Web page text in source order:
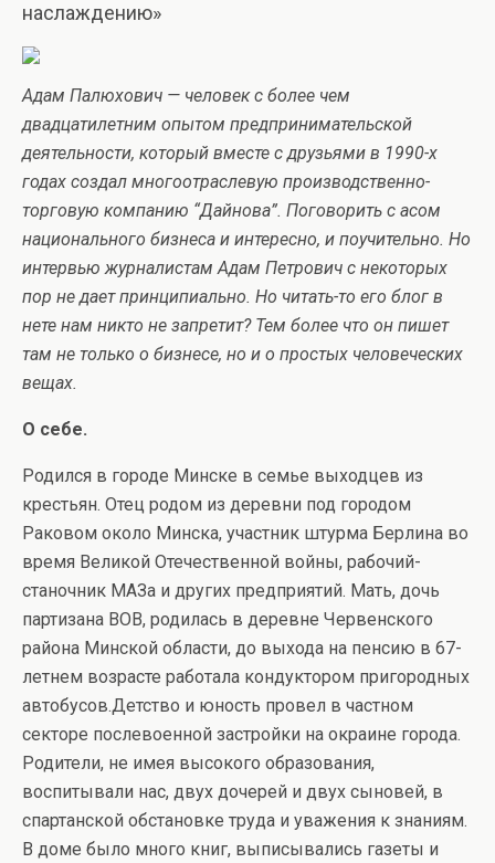
наслаждению»
Адам Палюхович — человек с более чем
двадцатилетним опытом предпринимательской
деятельности, который вместе с друзьями в 1990-х
годах создал многоотраслевую производственно-
торговую компанию “Дайнова”. Поговорить с асом
национального бизнеса и интересно, и поучительно. Но
интервью журналистам Адам Петрович с некоторых
пор не дает принципиально. Но читать-то его блог в
нете нам никто не запретит? Тем более что он пишет
там не только о бизнесе, но и о простых человеческих
вещах.
О себе.
Родился в городе Минске в семье выходцев из
крестьян. Отец родом из деревни под городом
Раковом около Минска, участник штурма Берлина во
время Великой Отечественной войны, рабочий-
станочник МАЗа и других предприятий. Мать, дочь
партизана ВОВ, родилась в деревне Червенского
района Минской области, до выхода на пенсию в 67-
летнем возрасте работала кондуктором пригородных
автобусов.Детство и юность провел в частном
секторе послевоенной застройки на окраине города.
Родители, не имея высокого образования,
воспитывали нас, двух дочерей и двух сыновей, в
спартанской обстановке труда и уважения к знаниям.
В доме было много книг, выписывались газеты и